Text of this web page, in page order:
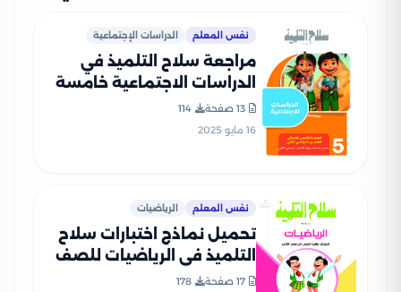
نفس المعلم الدراسات الإجتماعية
مراجعة سلاح التلميذ في
الدراسات الاجتماعية خامسة
بالاجابات
13 صفحة
114
16 مايو 2025
نفس المعلم الرياضيات
تحميل نماذج اختبارات سلاح
التلميذ في الرياضيات للصف
الخامس الابتدائي مع إجاباتها
17 صفحة 178